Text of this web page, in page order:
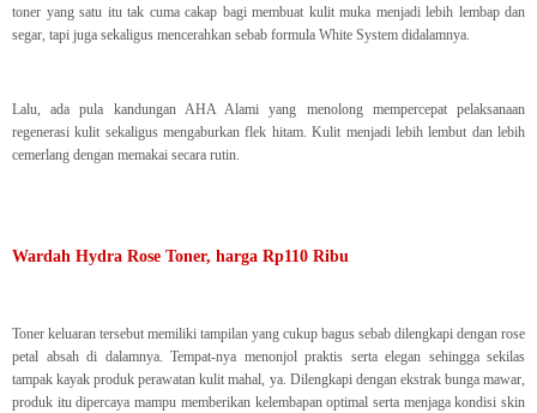
toner yang satu itu tak cuma cakap bagi membuat kulit muka menjadi lebih lembap dan
segar, tapi juga sekaligus mencerahkan sebab formula White System didalamnya.
Lalu, ada pula kandungan AHA Alami yang menolong mempercepat pelaksanaan
regenerasi kulit sekaligus mengaburkan flek hitam. Kulit menjadi lebih lembut dan lebih
cemerlang dengan memakai secara rutin.
Wardah Hydra Rose Toner, harga Rp110 Ribu
Toner keluaran tersebut memiliki tampilan yang cukup bagus sebab dilengkapi dengan rose
petal absah di dalamnya. Tempat-nya menonjol praktis serta elegan sehingga sekilas
tampak kayak produk perawatan kulit mahal, ya. Dilengkapi dengan ekstrak bunga mawar,
produk itu dipercaya mampu memberikan kelembapan optimal serta menjaga kondisi skin